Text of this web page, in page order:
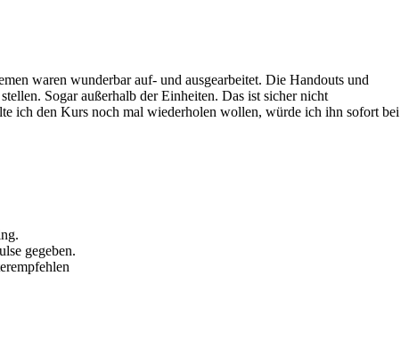
waren wunderbar auf- und ausgearbeitet. Die Handouts und
Sogar außerhalb der Einheiten. Das ist sicher nicht
ich den Kurs noch mal wiederholen wollen, würde ich ihn sofort bei
gegeben.